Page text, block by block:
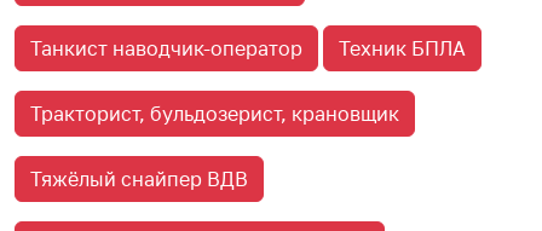
Танкист наводчик-оператор Техник БПЛА
Тракторист, бульдозерист, крановщик
Тяжёлый снайпер ВДВ